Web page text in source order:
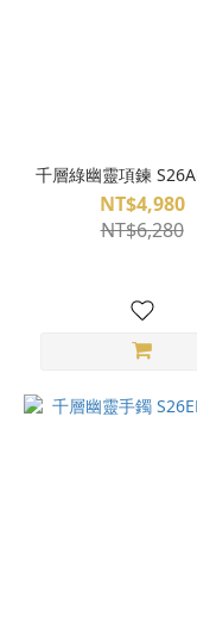
千層綠幽靈項鍊
NT$4,980
NT$6,280